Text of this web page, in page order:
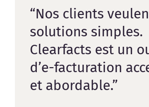
“Nos clients
solutions simples.
Clearfacts est un
d’e-facturation
et abordable.”